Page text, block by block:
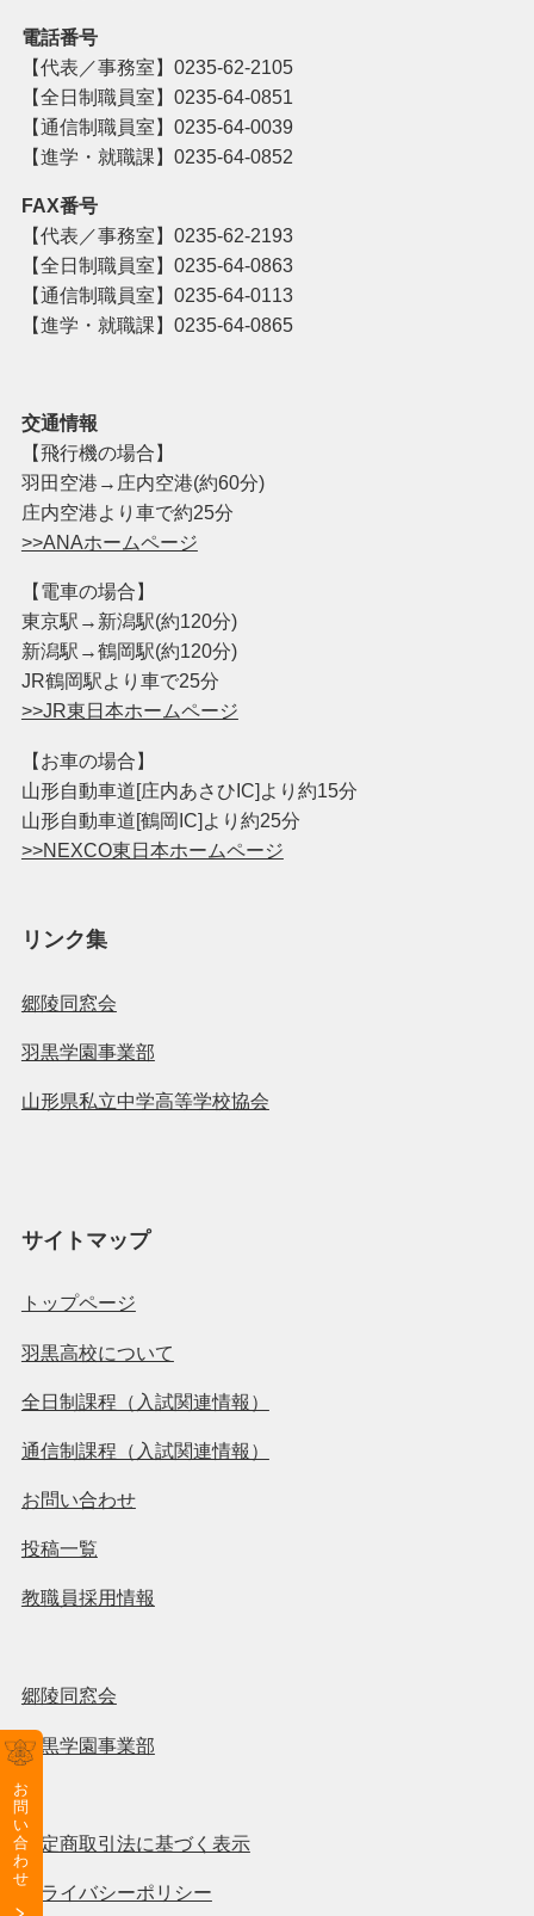
お
問
い
合
わ
せ
電話番号
【代表／事務室】 0235-62-2105
【全日制職員室】0235-64-0851
【通信制職員室】0235-64-0039
【進学・就職課】0235-64-0852
FAX番号
【代表／事務室】 0235-62-2193
【全日制職員室】 0235-64-0863
【通信制職員室】 0235-64-0113
【進学・就職課】0235-64-0865
交通情報
【飛行機の場合】
羽田空港→庄内空港(約60分)
庄内空港より車で約25分
>>ANAホームページ
【電車の場合】
東京駅→新潟駅(約120分)
新潟駅→鶴岡駅(約120分)
JR鶴岡駅より車で25分
>>JR東日本ホームページ
【お車の場合】
山形自動車道[庄内あさひIC]より約15分
山形自動車道[鶴岡IC]より約25分
>>NEXCO東日本ホームページ
リンク集
郷陵同窓会
羽黒学園事業部
山形県私立中学高等学校協会
サイトマップ
トップページ
羽黒高校について
全日制課程（入試関連情報）
通信制課程（入試関連情報）
お問い合わせ
投稿一覧
教職員採用情報
郷陵同窓会
羽黒学園事業部
特定商取引法に基づく表示
プライバシーポリシー